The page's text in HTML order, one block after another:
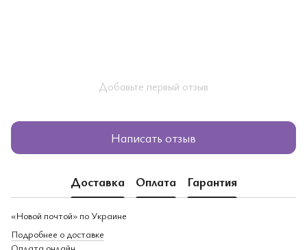
Добавьте первый отзыв
Написать отзыв
Доставка Оплата Гарантия
«Новой почтой» по Украине
Подробнее о доставке